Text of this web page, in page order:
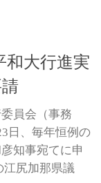
和大行進実
員会（事務
日、毎年恒例の
知事宛てに申
江尻加那県議